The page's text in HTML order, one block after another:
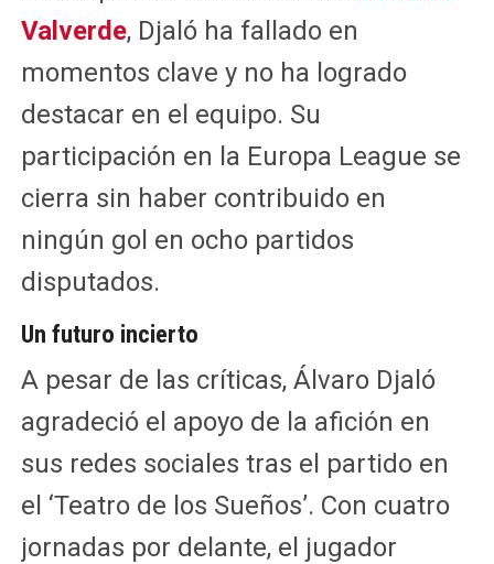
Valverde, Djaló ha fallado en
momentos clave y no ha logrado
destacar en el equipo. Su
participación en la Europa League se
cierra sin haber contribuido en
ningún gol en ocho partidos
disputados.
Un futuro incierto
A pesar de las críticas, Álvaro Djaló
agradeció el apoyo de la afición en
sus redes sociales tras el partido en
el ‘Teatro de los Sueños’. Con cuatro
jornadas por delante, el jugador